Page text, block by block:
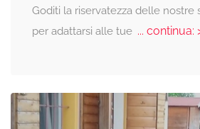
Goditi la riservatezza delle nostre
per adattarsi alle tue... continua: